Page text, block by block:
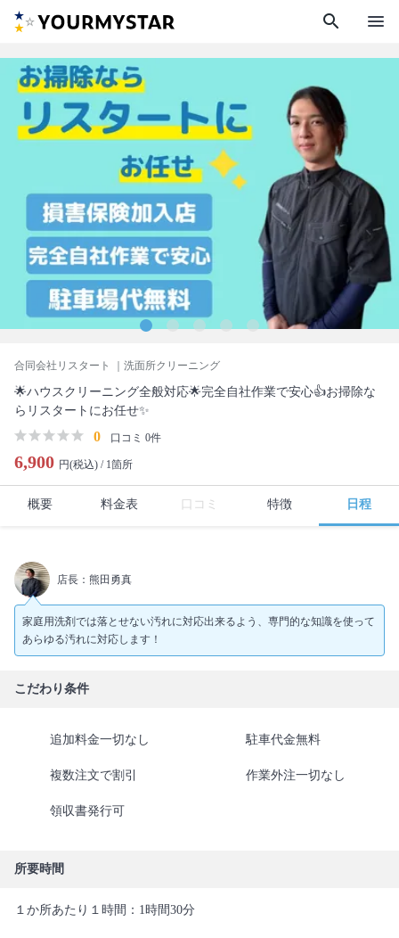
search menu
合同会社リスタート ｜洗面所クリーニング
🌟ハウスクリーニング全般対応🌟完全自社作業で安心👍お掃除な
らリスタートにお任せ✨
0 口コミ 0件
6,900 円(税込) / 1箇所
概要 料金表 口コミ 特徴 日程
店長：熊田勇真
家庭用洗剤では落とせない汚れに対応出来るよう、専門的な知識を使って
あらゆる汚れに対応します！
こだわり条件
追加料金一切なし 駐車代金無料
複数注文で割引 作業外注一切なし
領収書発行可
所要時間
１か所あたり１時間：1時間30分